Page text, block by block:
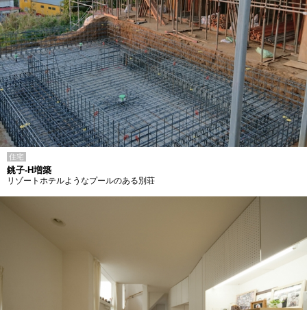
住宅
銚子-H増築
リゾートホテルようなプールのある別荘